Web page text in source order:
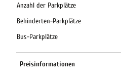
Anzahl der Parkplätze
Behinderten-Parkplätze
Bus-Parkplätze
Preisinformationen